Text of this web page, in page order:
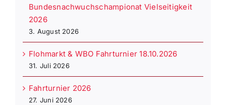
Bundesnachwuchschampionat Vielseitigkeit
2026
3. August 2026
Flohmarkt & WBO Fahrturnier 18.10.2026
31. Juli 2026
Fahrturnier 2026
27. Juni 2026